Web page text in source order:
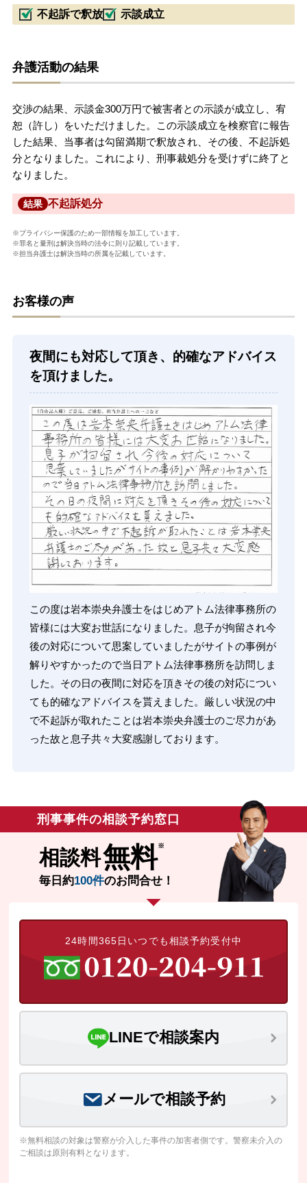
不起訴で釈放 示談成立
弁護活動の結果
交渉の結果、示談金300万円で被害者との示談が成立し、宥
恕（許し）をいただけました。この示談成立を検察官に報告
した結果、当事者は勾留満期で釈放され、その後、不起訴処
分となりました。これにより、刑事裁処分を受けずに終了と
なりました。
結果 不起訴処分
※プライバシー保護のため一部情報を加工しています。
※罪名と量刑は解決当時の法令に則り記載しています。
※担当弁護士は解決当時の所属を記載しています。
お客様の声
夜間にも対応して頂き、的確なアドバイス
を頂けました。
この度は岩本崇央弁護士をはじめアトム法律事務所の
皆様には大変お世話になりました。息子が拘留され今
後の対応について思案していましたがサイトの事例が
解りやすかったので当日アトム法律事務所を訪問しま
した。その日の夜間に対応を頂きその後の対応につい
ても的確なアドバイスを貰えました。厳しい状況の中
で不起訴が取れたことは岩本崇央弁護士のご尽力があ
った故と息子共々大変感謝しております。
刑事事件の相談予約窓口
相談料無料
毎日約100件のお問合せ！
24時間365日いつでも相談予約受付中
LINEで相談案内
メールで相談予約
※無料相談の対象は警察が介入した事件の加害者側です。警察未介入の
ご相談は原則有料となります。